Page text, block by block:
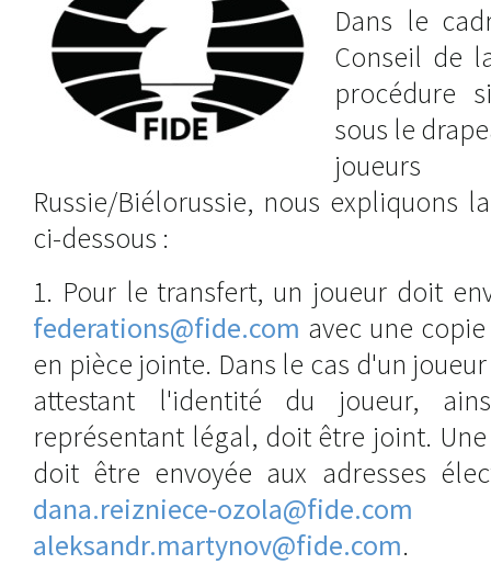
Dans le
Conseil de
procédure
sous le
joueurs
Russie/Biélorussie, nous expliquons
ci-dessous :
1. Pour le transfert, un joueur doit
federations@fide.com avec une
en pièce jointe. Dans le cas d'un
attestant l'identité du joueur,
représentant légal, doit être joint.
doit être envoyée aux adresses
dana.reizniece-ozola@fide.com
aleksandr.martynov@fide.com.